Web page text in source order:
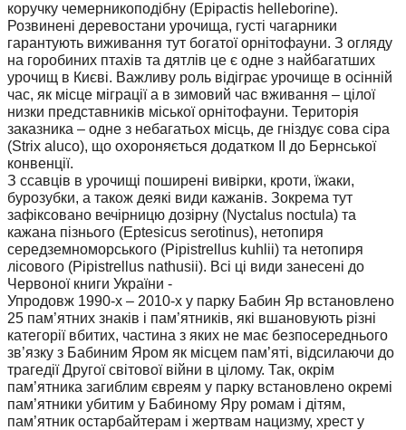
коручку чемерникоподібну (Epipactis helleborine).
Розвинені деревостани урочища, густі чагарники
гарантують виживання тут богатої орнітофауни. З огляду
на горобиних птахів та дятлів це є одне з найбагатших
урочищ в Києві. Важливу роль відіграє урочище в осінній
час, як місце міграції а в зимовий час вживання – цілої
низки представників міської орнітофауни. Територія
заказника – одне з небагатьох місць, де гніздує сова сіра
(Strix aluco), що охороняється додатком ІІ до Бернської
конвенції.
З ссавців в урочищі поширені вивірки, кроти, їжаки,
бурозубки, а також деякі види кажанів. Зокрема тут
зафіксовано вечірницю дозірну (Nyctalus noctula) та
кажана пізнього (Eptesicus serotinus), нетопиря
середземноморського (Pipistrellus kuhlii) та нетопиря
лісового (Pipistrellus nathusii). Всі ці види занесені до
Червоної книги України -
Упродовж 1990-х – 2010-х у парку Бабин Яр встановлено
25 пам’ятних знаків і пам’ятників, які вшановують різні
категорії вбитих, частина з яких не має безпосереднього
зв’язку з Бабиним Яром як місцем пам’яті, відсилаючи до
трагедії Другої світової війни в цілому. Так, окрім
пам’ятника загиблим євреям у парку встановлено окремі
пам’ятники убитим у Бабиному Яру ромам і дітям,
пам’ятник остарбайтерам і жертвам нацизму, хрест у